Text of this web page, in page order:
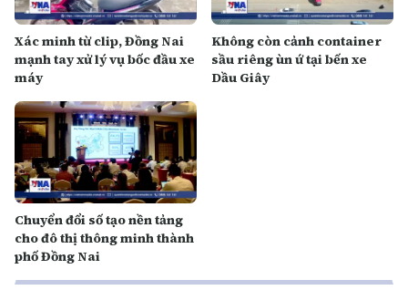
Xác minh từ clip, Đồng Nai
mạnh tay xử lý vụ bốc đầu xe
máy
Không còn cảnh container
sầu riêng ùn ứ tại bến xe
Dầu Giây
Chuyển đổi số tạo nền tảng
cho đô thị thông minh thành
phố Đồng Nai